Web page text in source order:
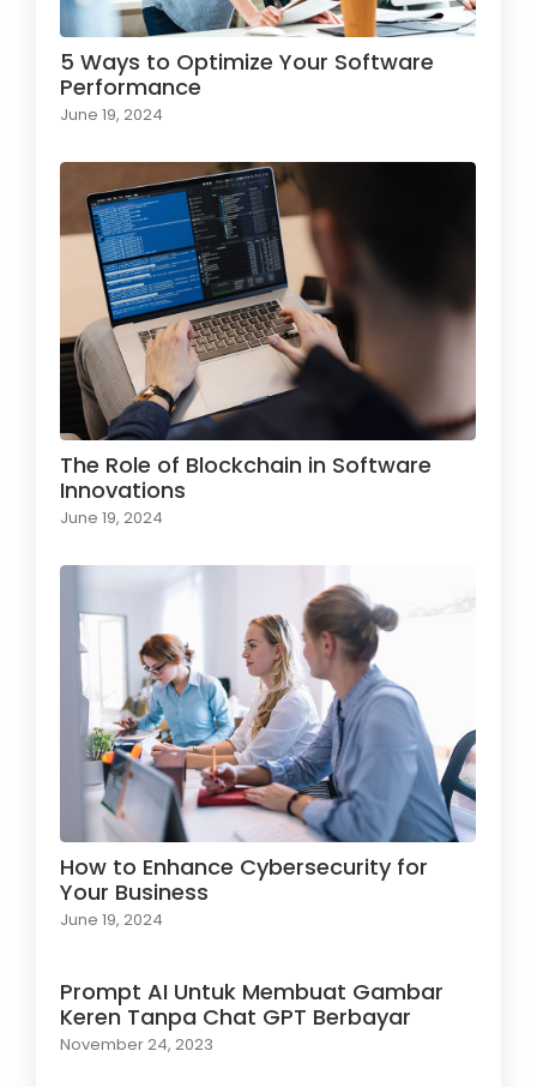
5 Ways to Optimize Your Software
Performance
June 19, 2024
The Role of Blockchain in Software
Innovations
June 19, 2024
How to Enhance Cybersecurity for
Your Business
June 19, 2024
Prompt AI Untuk Membuat Gambar
Keren Tanpa Chat GPT Berbayar
November 24, 2023